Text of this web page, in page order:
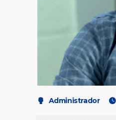
Administrador